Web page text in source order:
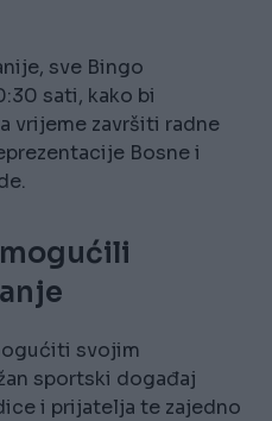
sve Bingo
sati, kako bi
vrijeme završiti radne
Bosne i
svojim
sportski događaj
i prijatelja te zajedno